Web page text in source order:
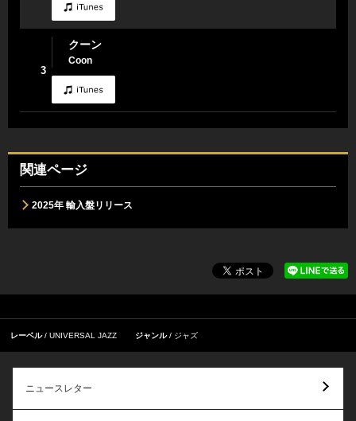
3
クーン
Coon
関連ページ
2025年 輸入盤リリース
レーベル UNIVERSAL JAZZ ジャンル ジャズ
ニュースレター